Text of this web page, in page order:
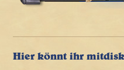
Hier könnt ihr